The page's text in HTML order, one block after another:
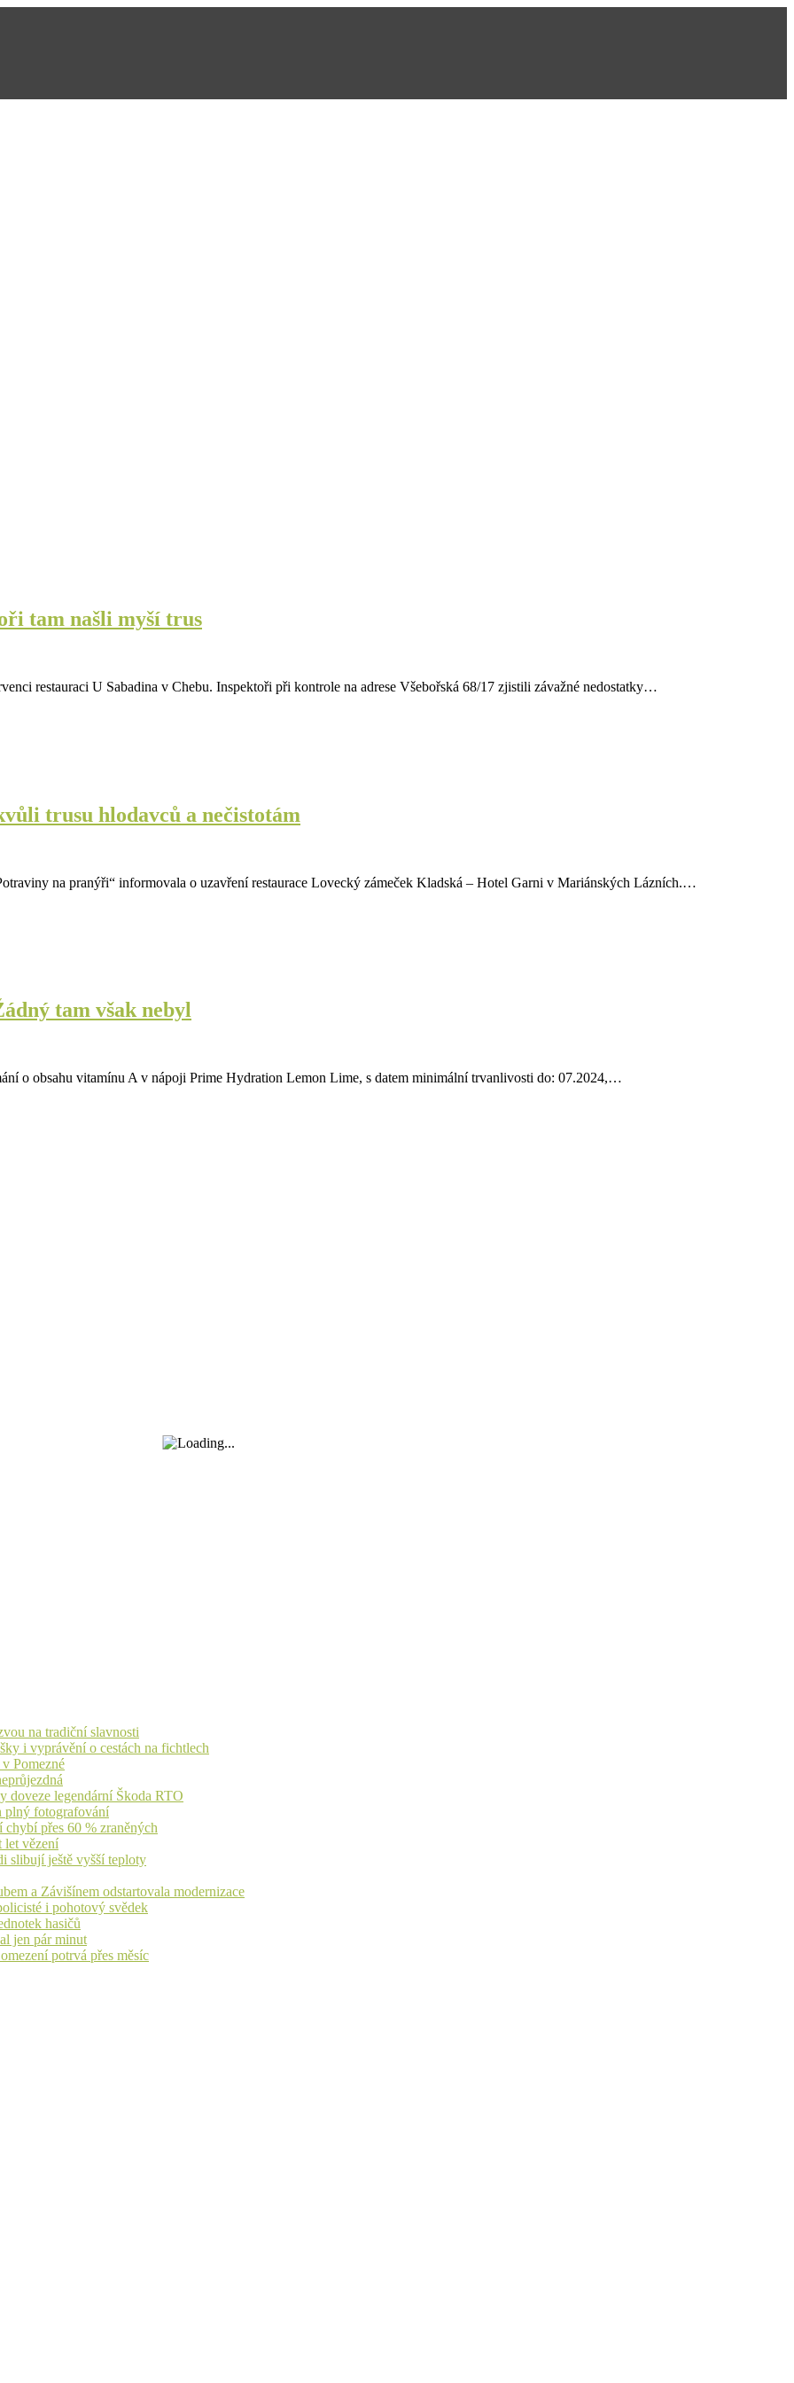
tam našli myší trus
restauraci U Sabadina v Chebu. Inspektoři při kontrole na adrese Všebořská 68/17 zjistili závažné nedostatky…
trusu hlodavců a nečistotám
na pranýři“ informovala o uzavření restaurace Lovecký zámeček Kladská – Hotel Garni v Mariánských Lázních.…
tam však nebyl
o obsahu vitamínu A v nápoji Prime Hydration Lemon Lime, s datem minimální trvanlivosti do: 07.2024,…
na tradiční slavnosti
i vyprávění o cestách na fichtlech
Pomezné
doveze legendární Škoda RTO
plný fotografování
přes 60 % zraněných
let vězení
slibují ještě vyšší teploty
a Závišínem odstartovala modernizace
i pohotový svědek
hasičů
jen pár minut
potrvá přes měsíc